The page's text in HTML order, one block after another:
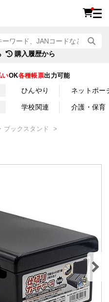
購入履歴から
いOK各種帳票出力可能
ひんやり ネットポー
学校関連 介護・保育
ブックスタンド